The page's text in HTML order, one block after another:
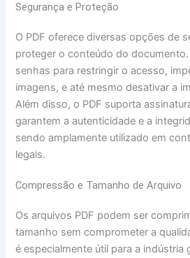
Segurança e Proteção
O PDF oferece diversas opções de
proteger o conteúdo do
senhas para restringir o acesso,
imagens, e até mesmo desativar a
Além disso, o PDF suporta
garantem a autenticidade e a
sendo amplamente utilizado em
legais.
Compressão e Tamanho de Arquivo
Os arquivos PDF podem ser
tamanho sem comprometer a
é especialmente útil para a indústria